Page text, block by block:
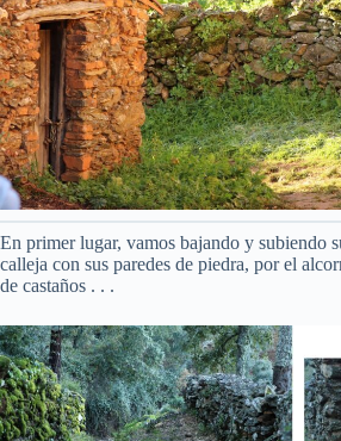
En primer lugar, vamos bajando y subiendo
calleja con sus paredes de piedra, por el
de castaños . . .